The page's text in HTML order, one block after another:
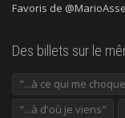
Favoris de
Des billets sur le
"...à ce qui me
"...à d'où je viens"